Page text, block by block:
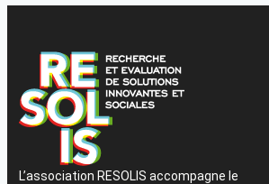
L’association RESOLIS accompagne le